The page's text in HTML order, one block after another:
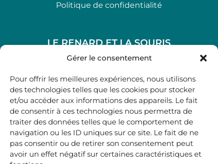
Gérer le consentement
Pour offrir les meilleures expériences, nous utilisons
des technologies telles que les cookies pour stocker
et/ou accéder aux informations des appareils. Le fait
de consentir à ces technologies nous permettra de
traiter des données telles que le comportement de
navigation ou les ID uniques sur ce site. Le fait de ne
pas consentir ou de retirer son consentement peut
avoir un effet négatif sur certaines caractéristiques et
Politique de confidentialité
LE RENARD ET LA SOURIS
48, rue Maubec 33210 LANGON
05 40 41 37 18
.
MARDI AU SAMEDI
10H00-12H45 | 14H00 -19H00
boutique@lerenardetlasouris.com